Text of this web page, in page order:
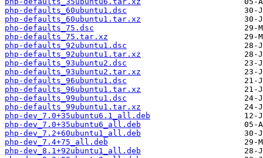
php-defaults_60ubuntu1.dsc
php-defaults_60ubuntu1.tar.xz
php-defaults_75.dsc
php-defaults_75.tar.xz
php-defaults_92ubuntu1.dsc
php-defaults_92ubuntu1.tar.xz
php-defaults_93ubuntu2.dsc
php-defaults_93ubuntu2.tar.xz
php-defaults_96ubuntu1.dsc
php-defaults_96ubuntu1.tar.xz
php-defaults_99ubuntu1.dsc
php-defaults_99ubuntu1.tar.xz
php-dev_7.0+35ubuntu6.1_all.deb
php-dev_7.0+35ubuntu6_all.deb
php-dev_7.2+60ubuntu1_all.deb
php-dev_7.4+75_all.deb
php-dev_8.1+92ubuntu1_all.deb